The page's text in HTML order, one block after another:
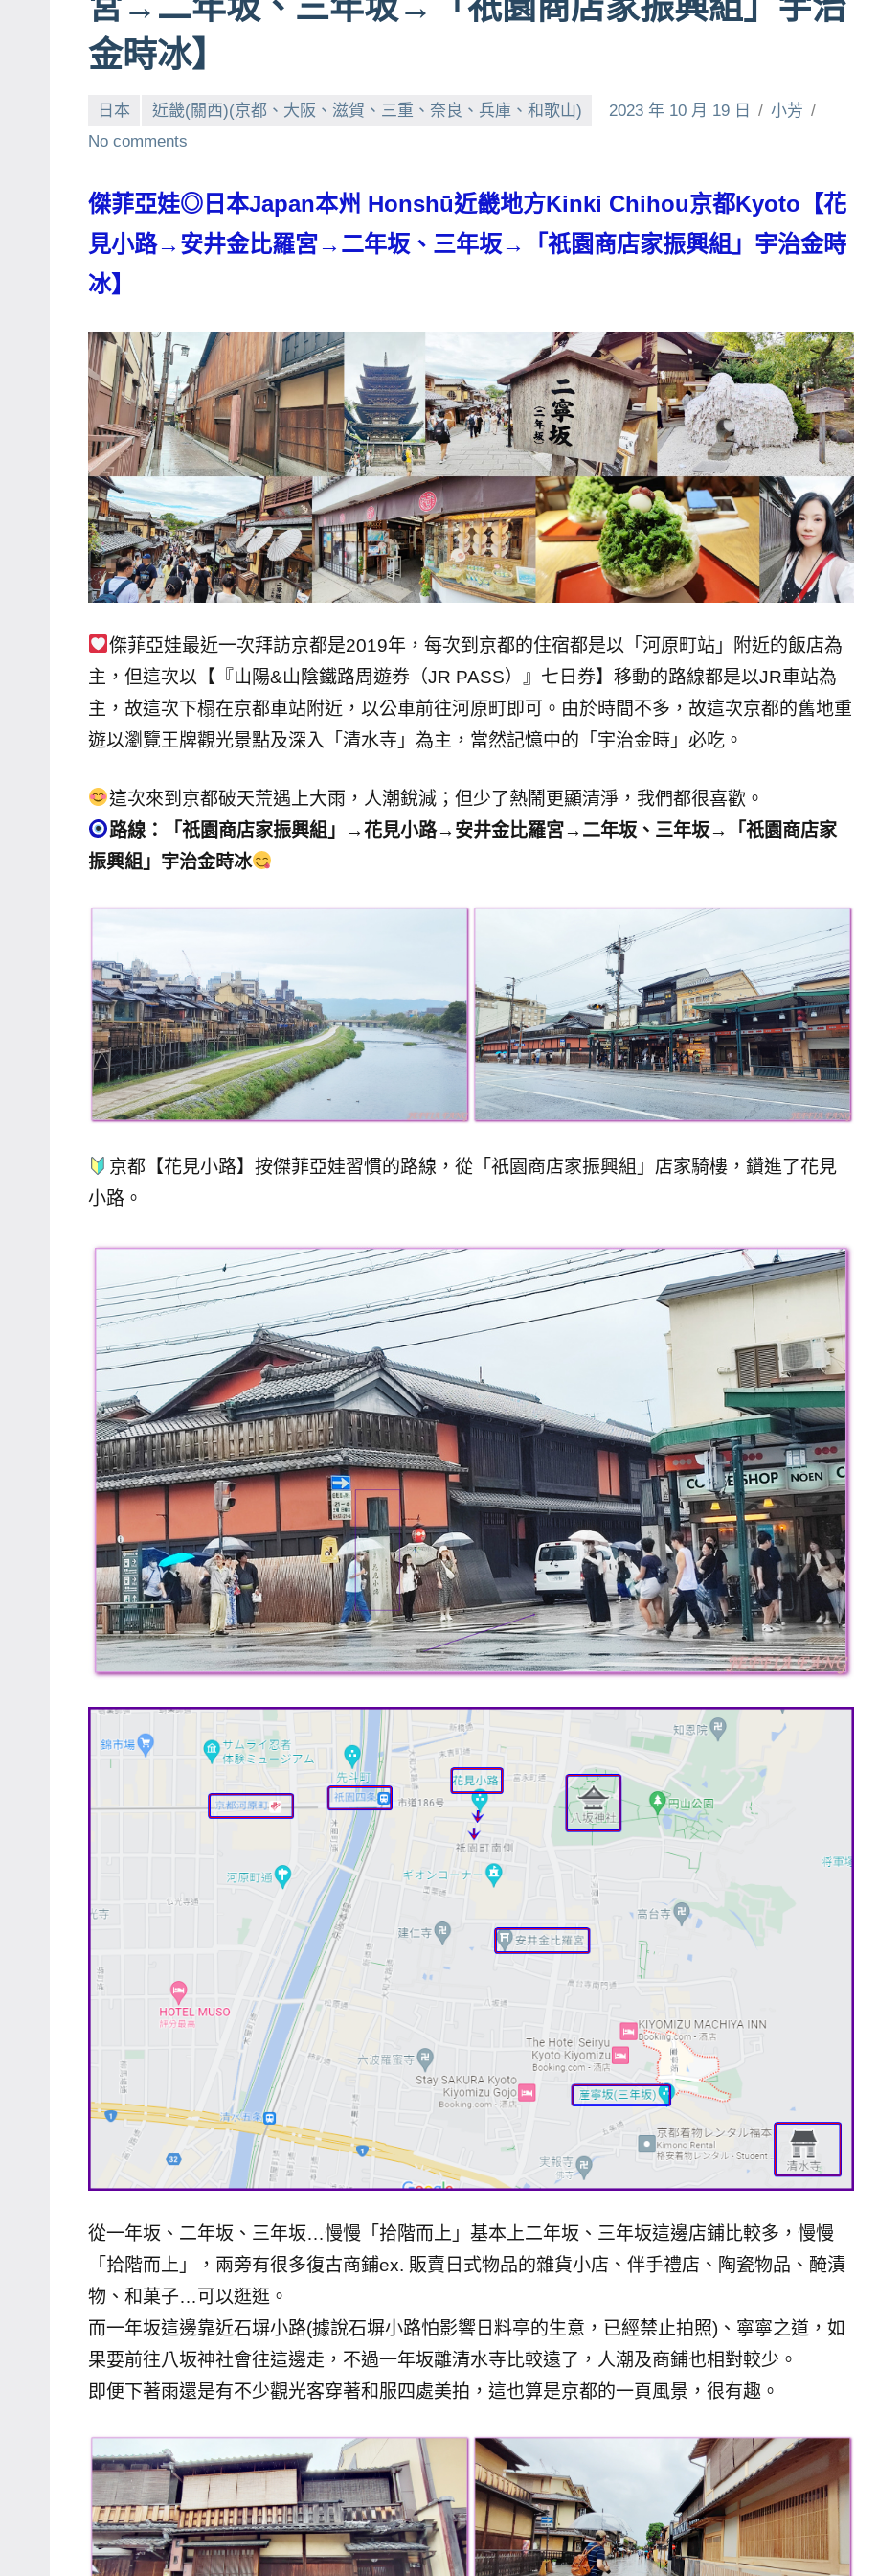
賓、
News
探
號
目
班
底、
外
景
目
主
持、
吳
哥
窟
泰
國
旅
遊
作
者、
各
表
及
活
動
持、
校
企
業
講
座、
部
落
客
及
旅
誌
專
欄、
觀
光
局
合
作
達
對
象。
★
金時冰】
日本 近畿(關西)(京都、大阪、滋賀、三重、奈良、兵庫、和歌山) 2023 年 10 月 19 日
小芳
No comments
傑菲亞娃◎日本Japan本州 Honshū近畿地方Kinki Chihou京都Kyoto【花
見小路→安井金比羅宮→二年坂、三年坂→「祇園商店家振興組」宇治金時
冰】
傑菲亞娃最近一次拜訪京都是2019年，每次到京都的住宿都是以「河原町站」附近的飯店為
主，但這次以【『山陽&山陰鐵路周遊券（JR PASS）』七日券】移動的路線都是以JR車站為
主，故這次下榻在京都車站附近，以公車前往河原町即可。由於時間不多，故這次京都的舊地重
遊以瀏覽王牌觀光景點及深入「清水寺」為主，當然記憶中的「宇治金時」必吃。
這次來到京都破天荒遇上大雨，人潮銳減；但少了熱鬧更顯清淨，我們都很喜歡。
路線：「祇園商店家振興組」→花見小路→安井金比羅宮→二年坂、三年坂→「祇園商店家
振興組」宇治金時冰
京都【花見小路】按傑菲亞娃習慣的路線，從「祇園商店家振興組」店家騎樓，鑽進了花見
小路。
從一年坂、二年坂、三年坂…慢慢「拾階而上」基本上二年坂、三年坂這邊店鋪比較多，慢慢
「拾階而上」，兩旁有很多復古商鋪ex. 販賣日式物品的雜貨小店、伴手禮店、陶瓷物品、醃漬
物、和菓子…可以逛逛。
而一年坂這邊靠近石塀小路(據說石塀小路怕影響日料亭的生意，已經禁止拍照)、寧寧之道，如
果要前往八坂神社會往這邊走，不過一年坂離清水寺比較遠了，人潮及商鋪也相對較少。
即便下著雨還是有不少觀光客穿著和服四處美拍，這也算是京都的一頁風景，很有趣。